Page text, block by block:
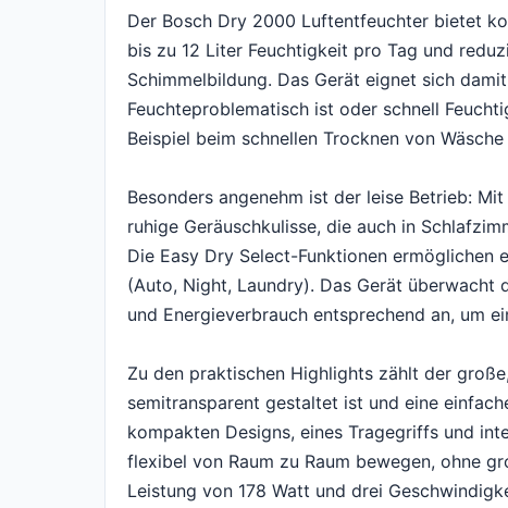
Der Bosch Dry 2000 Luftentfeuchter bietet
bis zu 12 Liter Feuchtigkeit pro Tag und
Schimmelbildung. Das Gerät eignet sich
Feuchteproblematisch ist oder schnell
Beispiel beim schnellen Trocknen von
Besonders angenehm ist der leise Betrieb:
ruhige Geräuschkulisse, die auch in
Die Easy Dry Select-Funktionen ermöglichen
(Auto, Night, Laundry). Das Gerät
und Energieverbrauch entsprechend an, um
Zu den praktischen Highlights zählt der
semitransparent gestaltet ist und eine
kompakten Designs, eines Tragegriffs und
flexibel von Raum zu Raum bewegen, ohne
Leistung von 178 Watt und drei